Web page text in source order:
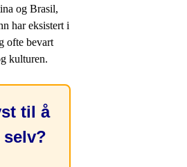
og Brasil,
har eksistert i
ofte bevart
kulturen.
til å